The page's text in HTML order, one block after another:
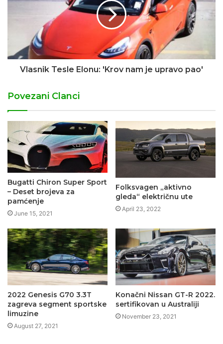
Vlasnik Tesle Elonu: 'Krov nam je upravo pao'
Povezani Clanci
Bugatti Chiron Super Sport
– Deset brojeva za
pamćenje
June 15, 2021
Folksvagen „aktivno
gleda“ električnu ute
April 23, 2022
2022 Genesis G70 3.3T
zagreva segment sportske
limuzine
August 27, 2021
Konačni Nissan GT-R 2022.
sertifikovan u Australiji
November 23, 2021